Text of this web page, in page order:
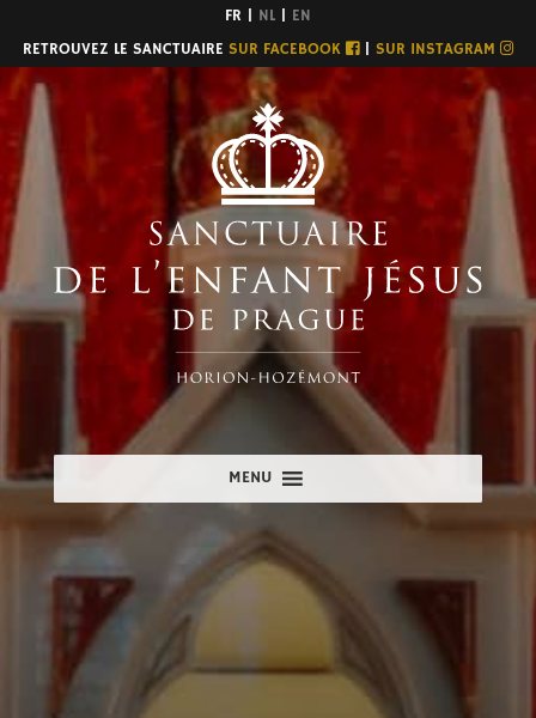
FR | NL
EN
RETROUVEZ LE SANCTUAIRE SUR FACEBOOK | SUR INSTAGRAM
MENU